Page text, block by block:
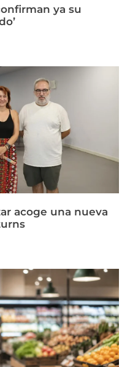
ya su
acoge una nueva